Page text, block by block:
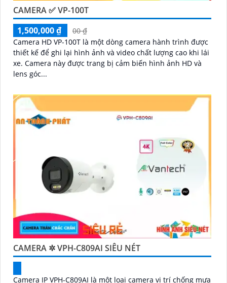
CAMERA ✅ VP-100T
1,500,000 ₫
00 ₫
Camera HD VP-100T là một dòng camera hành trình được
thiết kế để ghi lại hình ảnh và video chất lượng cao khi lái
xe. Camera này được trang bị cảm biến hình ảnh HD và
lens góc...
CAMERA ✲ VPH-C809AI SIÊU NÉT
Camera IP VPH-C809AI là một loại camera vị trí chống mưa